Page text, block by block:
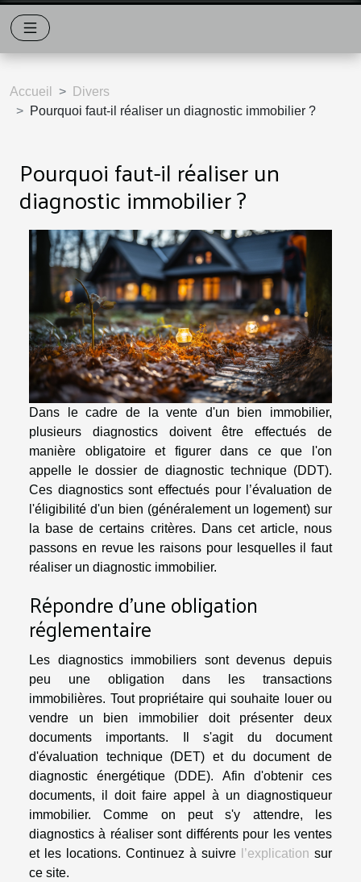
Accueil
Divers
Pourquoi faut-il réaliser un diagnostic immobilier ?
Pourquoi faut-il réaliser un
diagnostic immobilier ?
Dans le cadre de la vente d'un bien immobilier,
plusieurs diagnostics doivent être effectués de
manière obligatoire et figurer dans ce que l'on
appelle le dossier de diagnostic technique (DDT).
Ces diagnostics sont effectués pour l’évaluation de
l'éligibilité d'un bien (généralement un logement) sur
la base de certains critères. Dans cet article, nous
passons en revue les raisons pour lesquelles il faut
réaliser un diagnostic immobilier.
Répondre d’une obligation
réglementaire
Les diagnostics immobiliers sont devenus depuis
peu une obligation dans les transactions
immobilières. Tout propriétaire qui souhaite louer ou
vendre un bien immobilier doit présenter deux
documents importants. Il s'agit du document
d'évaluation technique (DET) et du document de
diagnostic énergétique (DDE). Afin d'obtenir ces
documents, il doit faire appel à un diagnostiqueur
immobilier. Comme on peut s'y attendre, les
diagnostics à réaliser sont différents pour les ventes
et les locations. Continuez à suivre
l’explication sur
ce site.